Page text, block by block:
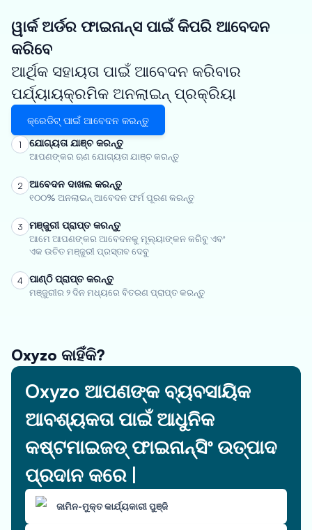
ୱାର୍କ ଅର୍ଡର ଫାଇନାନ୍ସ ପାଇଁ କିପରି ଆବେଦନ
କରିବେ
ଆର୍ଥିକ ସହାୟତା ପାଇଁ ଆବେଦନ କରିବାର
ପର୍ଯ୍ୟାୟକ୍ରମିକ ଅନଲାଇନ୍ ପ୍ରକ୍ରିୟା
କ୍ରେଡିଟ୍ ପାଇଁ ଆବେଦନ କରନ୍ତୁ
1 ଯୋଗ୍ୟତା ଯାଞ୍ଚ କରନ୍ତୁ
ଆପଣଙ୍କର ଋଣ ଯୋଗ୍ୟତା ଯାଞ୍ଚ କରନ୍ତୁ
2 ଆବେଦନ ଦାଖଲ କରନ୍ତୁ
୧୦୦% ଅନଲାଇନ୍ ଆବେଦନ ଫର୍ମ ପୂରଣ କରନ୍ତୁ
3 ମଞ୍ଜୁରୀ ପ୍ରାପ୍ତ କରନ୍ତୁ
ଆମେ ଆପଣଙ୍କର ଆବେଦନକୁ ମୂଲ୍ୟାଙ୍କନ କରିବୁ ଏବଂ
ଏକ ଉଚିତ ମଞ୍ଜୁରୀ ପ୍ରସ୍ତାବ ଦେବୁ
4 ପାଣ୍ଠି ପ୍ରାପ୍ତ କରନ୍ତୁ
ମଞ୍ଜୁରୀର ୨ ଦିନ ମଧ୍ୟରେ ବିତରଣ ପ୍ରାପ୍ତ କରନ୍ତୁ
Oxyzo କାହିଁକି?
Oxyzo ଆପଣଙ୍କ ବ୍ୟବସାୟିକ
ଆବଶ୍ୟକତା ପାଇଁ ଆଧୁନିକ
କଷ୍ଟମାଇଜଡ୍ ଫାଇନାନ୍ସିଂ ଉତ୍ପାଦ
ପ୍ରଦାନ କରେ |
ଜାମିନ-ମୁକ୍ତ କାର୍ଯ୍ୟକାରୀ ପୁଞ୍ଜି